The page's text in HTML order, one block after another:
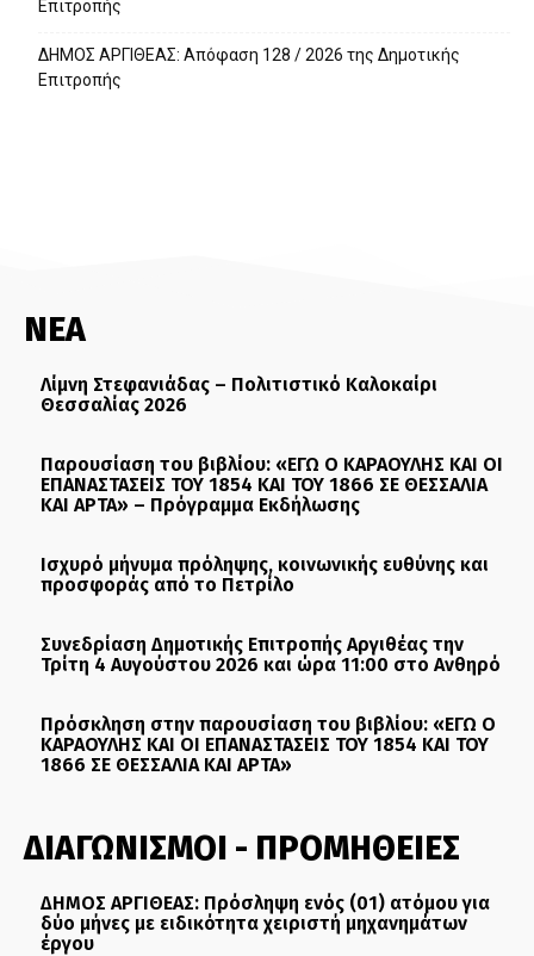
Επιτροπής
ΔΗΜΟΣ ΑΡΓΙΘΕΑΣ: Απόφαση 128 / 2026 της Δημοτικής
Επιτροπής
ΝΕΑ
Λίμνη Στεφανιάδας – Πολιτιστικό Καλοκαίρι
Θεσσαλίας 2026
Παρουσίαση του βιβλίου: «ΕΓΩ Ο ΚΑΡΑΟΥΛΗΣ ΚΑΙ ΟΙ
ΕΠΑΝΑΣΤΑΣΕΙΣ ΤΟΥ 1854 ΚΑΙ ΤΟΥ 1866 ΣΕ ΘΕΣΣΑΛΙΑ
ΚΑΙ ΑΡΤΑ» – Πρόγραμμα Εκδήλωσης
Ισχυρό μήνυμα πρόληψης, κοινωνικής ευθύνης και
προσφοράς από το Πετρίλο
Συνεδρίαση Δημοτικής Επιτροπής Αργιθέας την
Τρίτη 4 Αυγούστου 2026 και ώρα 11:00 στο Ανθηρό
Πρόσκληση στην παρουσίαση του βιβλίου: «ΕΓΩ Ο
ΚΑΡΑΟΥΛΗΣ ΚΑΙ ΟΙ ΕΠΑΝΑΣΤΑΣΕΙΣ ΤΟΥ 1854 ΚΑΙ ΤΟΥ
1866 ΣΕ ΘΕΣΣΑΛΙΑ ΚΑΙ ΑΡΤΑ»
ΔΙΑΓΩΝΙΣΜΟΙ - ΠΡΟΜΗΘΕΙΕΣ
ΔΗΜΟΣ ΑΡΓΙΘΕΑΣ: Πρόσληψη ενός (01) ατόμου για
δύο μήνες με ειδικότητα χειριστή μηχανημάτων
έργου